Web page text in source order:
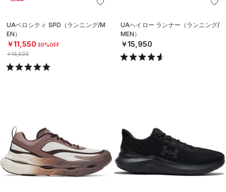
UAベロシティ SPD（ランニング/M
EN）
￥11,550 30%OFF
￥16,500
UAヘイロー ランナー（ランニング/
MEN）
￥15,950